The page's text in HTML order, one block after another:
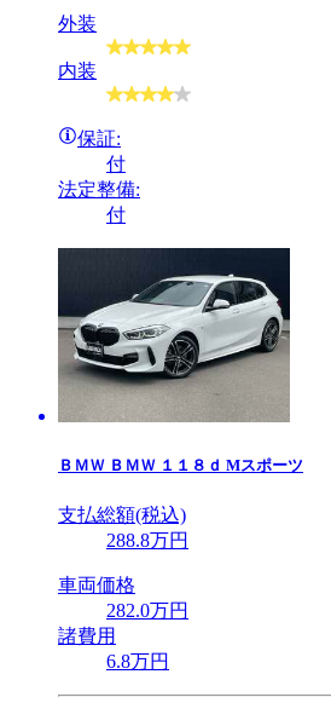
外装
内装
保証:
付
法定整備:
付
ＢＭＷ ＢＭＷ １１８ｄ Mスポーツ
支払総額(税込)
288.8万円
車両価格
282.0万円
諸費用
6.8万円